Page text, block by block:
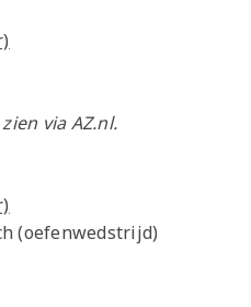
via AZ.nl.
(oefenwedstrijd)